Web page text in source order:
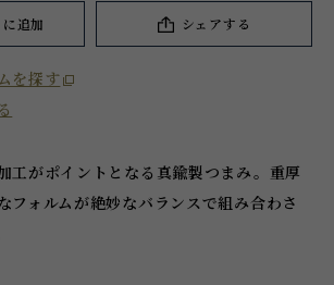
に追加 シェアする
を探す
工がポイントとなる真鍮製つまみ。重厚
フォルムが絶妙なバランスで組み合わさ